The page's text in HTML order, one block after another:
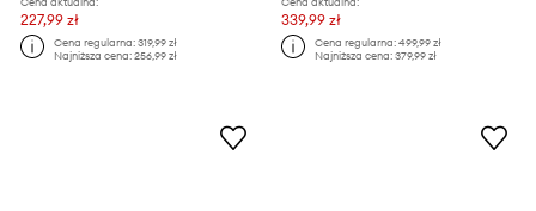
227,99 zł
Cena regularna:319,99 zł
Najniższa cena:256,99 zł
339,99 zł
Cena regularna:499,99 zł
Najniższa cena:379,99 zł